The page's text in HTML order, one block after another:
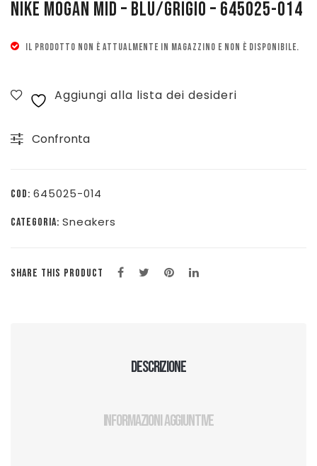
Sanitari
NIKE MOGAN MID – BLU/GRIGIO – 645025-014
IL PRODOTTO NON È ATTUALMENTE IN MAGAZZINO E NON È DISPONIBILE.
Aggiungi alla lista dei desideri
Confronta
COD: 645025-014
CATEGORIA: Sneakers
SHARE THIS PRODUCT
Descrizione
Informazioni aggiuntive